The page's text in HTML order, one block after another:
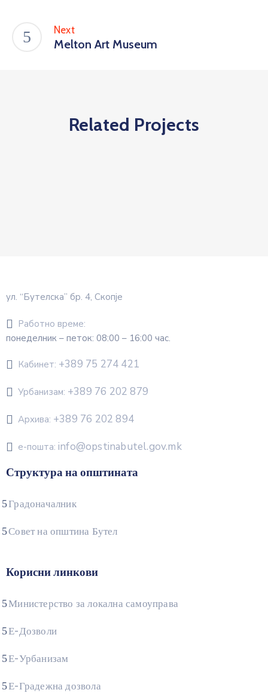
Next
Melton Art Museum
Related Projects
ул. “Бутелска” бр. 4, Скопје
Работно време:
понеделник – петок: 08:00 – 16:00 час.
Кабинет: +389 75 274 421
Урбанизам: +389 76 202 879
Архива: +389 76 202 894
е-пошта: info@opstinabutel.gov.mk
Структура на општината
Градоначалник
Совет на општина Бутел
Корисни линкови
Министерство за локална самоуправа
Е-Дозволи
Е-Урбанизам
Е-Градежна дозвола